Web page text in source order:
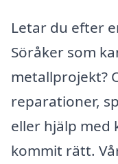
Letar du efter
Söråker som
metallprojekt?
reparationer,
eller hjälp med
kommit rätt.